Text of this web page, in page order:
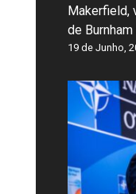
Makerfield,
de
19 de Junho,